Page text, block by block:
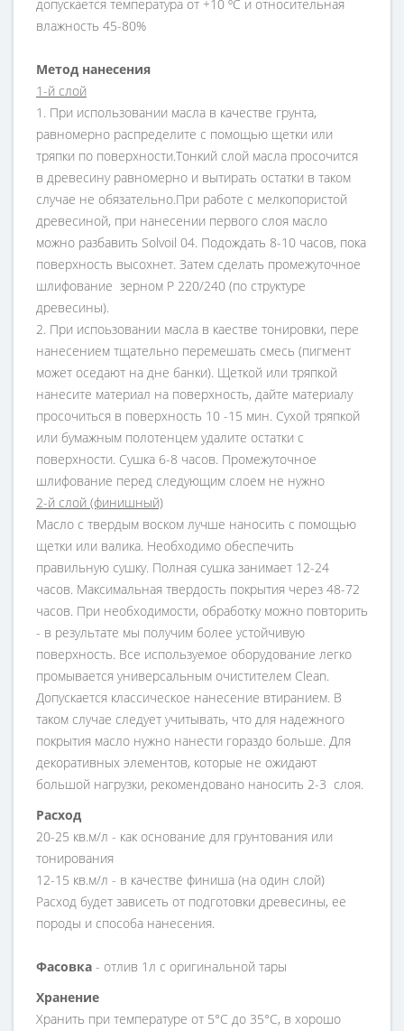
допускается температура от +10 ºC и относительная
влажность 45-80%
Метод нанесения
1-й слой
1. При использовании масла в качестве грунта,
равномерно распределите с помощью щетки или
тряпки по поверхности.Тонкий слой масла просочится
в древесину равномерно и вытирать остатки в таком
случае не обязательно.При работе с мелкопористой
древесиной, при нанесении первого слоя масло
можно разбавить Solvoil 04. Подождать 8-10 часов, пока
поверхность высохнет. Затем сделать промежуточное
шлифование зерном Р 220/240 (по структуре
древесины).
2. При испоьзовании масла в каестве тонировки, пере
нанесением тщательно перемешать смесь (пигмент
может оседают на дне банки). Щеткой или тряпкой
нанесите материал на поверхность, дайте материалу
просочиться в поверхность 10 -15 мин. Сухой тряпкой
или бумажным полотенцем удалите остатки с
поверхности. Сушка 6-8 часов. Промежуточное
шлифование перед следующим слоем не нужно
2-й слой (финишный)
Масло с твердым воском лучше наносить с помощью
щетки или валика. Необходимо обеспечить
правильную сушку. Полная сушка занимает 12-24
часов. Максимальная твердость покрытия через 48-72
часов. При необходимости, обработку можно повторить
- в результате мы получим более устойчивую
поверхность. Все используемое оборудование легко
промывается универсальным очистителем Clean.
Допускается классическое нанесение втиранием. В
таком случае следует учитывать, что для надежного
покрытия масло нужно нанести гораздо больше. Для
декоративных элементов, которые не ожидают
большой нагрузки, рекомендовано наносить 2-3 слоя.
Расход
20-25 кв.м/л - как основание для грунтования или
тонирования
12-15 кв.м/л - в качестве финиша (на один слой)
Расход будет зависеть от подготовки древесины, ее
породы и способа нанесения.
Фасовка - отлив 1л с оригинальной тары
Хранение
Хранить при температуре от 5°С до 35°С, в хорошо